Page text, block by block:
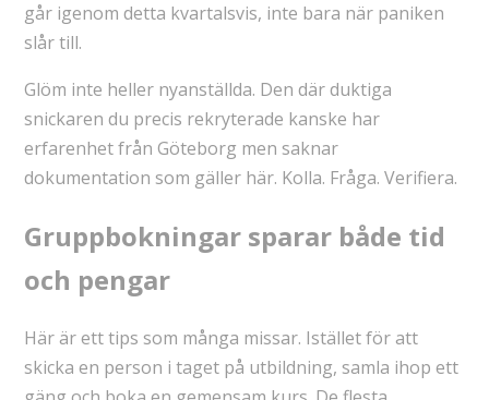
går igenom detta kvartalsvis, inte bara när paniken
slår till.
Glöm inte heller nyanställda. Den där duktiga
snickaren du precis rekryterade kanske har
erfarenhet från Göteborg men saknar
dokumentation som gäller här. Kolla. Fråga. Verifiera.
Gruppbokningar sparar både tid
och pengar
Här är ett tips som många missar. Istället för att
skicka en person i taget på utbildning, samla ihop ett